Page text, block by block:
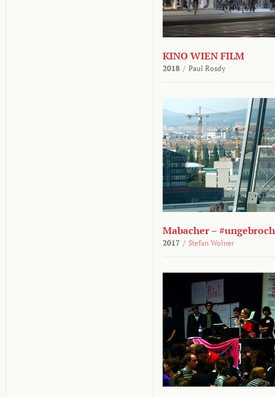
KINO WIEN FILM
2018 / Paul Rosdy
Mabacher –
2017 / Stefan Wolner